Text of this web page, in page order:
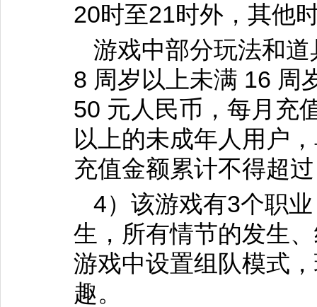
20时至21时外，其他
游戏中部分玩法和
8 周岁以上未满 16 周
50 元人民币，每月充
以上的未成年人用户
充值金额累计不得超
4）该游戏有3个职
生，所有情节的发生
游戏中设置组队模式
趣。